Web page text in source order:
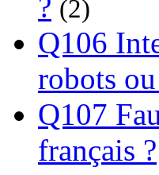
(2)
Q106
robots
Q107
français ?